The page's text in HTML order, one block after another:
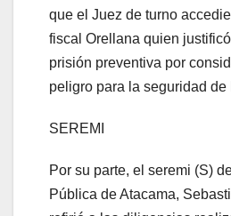
que el Juez de turno
fiscal Orellana quien
prisión preventiva por
peligro para la seguridad de
SEREMI
Por su parte, el seremi (S)
Pública de Atacama,